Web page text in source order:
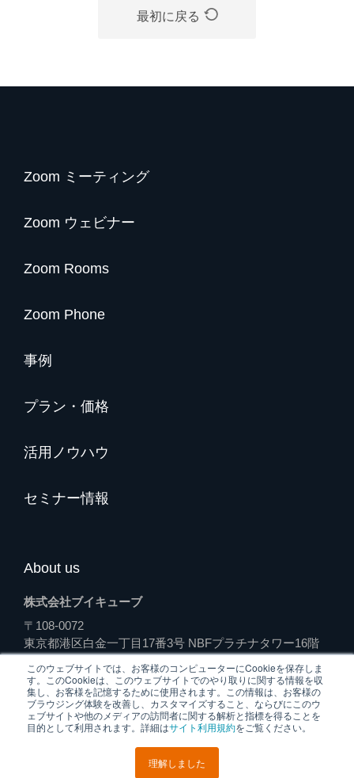
このウェブサイトでは、お客様のコンピューターにCookieを保存しま
す。このCookieは、このウェブサイトでのやり取りに関する情報を収
集し、お客様を記憶するために使用されます。この情報は、お客様の
ブラウジング体験を改善し、カスタマイズすること、ならびにこのウ
ェブサイトや他のメディアの訪問者に関する解析と指標を得ることを
目的として利用されます。詳細はサイト利用規約をご覧ください。
理解しました
最初に戻る
Zoom ミーティング
Zoom ウェビナー
Zoom Rooms
Zoom Phone
事例
プラン・価格
活用ノウハウ
セミナー情報
About us
株式会社ブイキューブ
〒108-0072
東京都港区白金一丁目17番3号 NBFプラチナタワー16階
個人情報保護
方針
運営会社
Copyright ©2026 V-cube, Inc. All rights reserved.